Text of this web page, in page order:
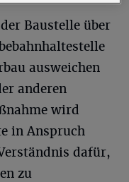
Baustelle über
ausweichen
anderen
wird
in Anspruch
dafür,
zu